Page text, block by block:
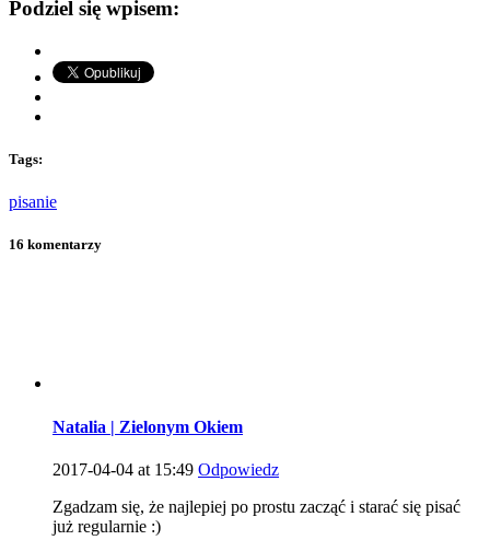
Podziel się wpisem:
Tags:
pisanie
16 komentarzy
Natalia | Zielonym Okiem
2017-04-04 at 15:49 Odpowiedz
Zgadzam się, że najlepiej po prostu zacząć i starać się pisać
już regularnie :)